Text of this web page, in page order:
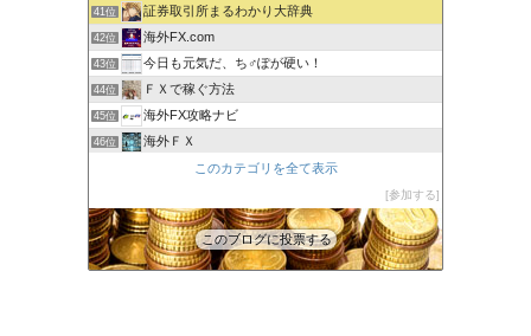
41位 証券取引所まるわかり大辞典
42位 海外FX.com
43位 今日も元気だ、ち♂ぽが硬い！
44位 ＦＸで稼ぐ方法
45位 海外FX攻略ナビ
46位 海外ＦＸ
XM口座開設方法2022
このカテゴリを全て表示
参加する
このブログに投票する